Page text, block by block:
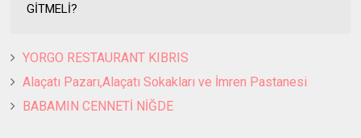
GİTMELİ?
YORGO RESTAURANT KIBRIS
Alaçatı Pazarı,Alaçatı Sokakları ve İmren Pastanesi
BABAMIN CENNETİ NİĞDE